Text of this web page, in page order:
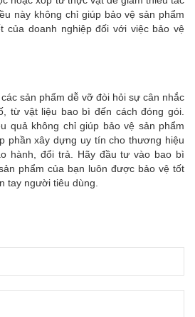
này không chỉ giúp bảo vệ sản phẩm
của doanh nghiệp đối với việc bảo vệ
sản phẩm dễ vỡ đòi hỏi sự cân nhắc
từ vật liệu bao bì đến cách đóng gói.
quả không chỉ giúp bảo vệ sản phẩm
phần xây dựng uy tín cho thương hiệu
hành, đổi trả. Hãy đầu tư vào bao bì
phẩm của bạn luôn được bảo vệ tốt
tay người tiêu dùng.